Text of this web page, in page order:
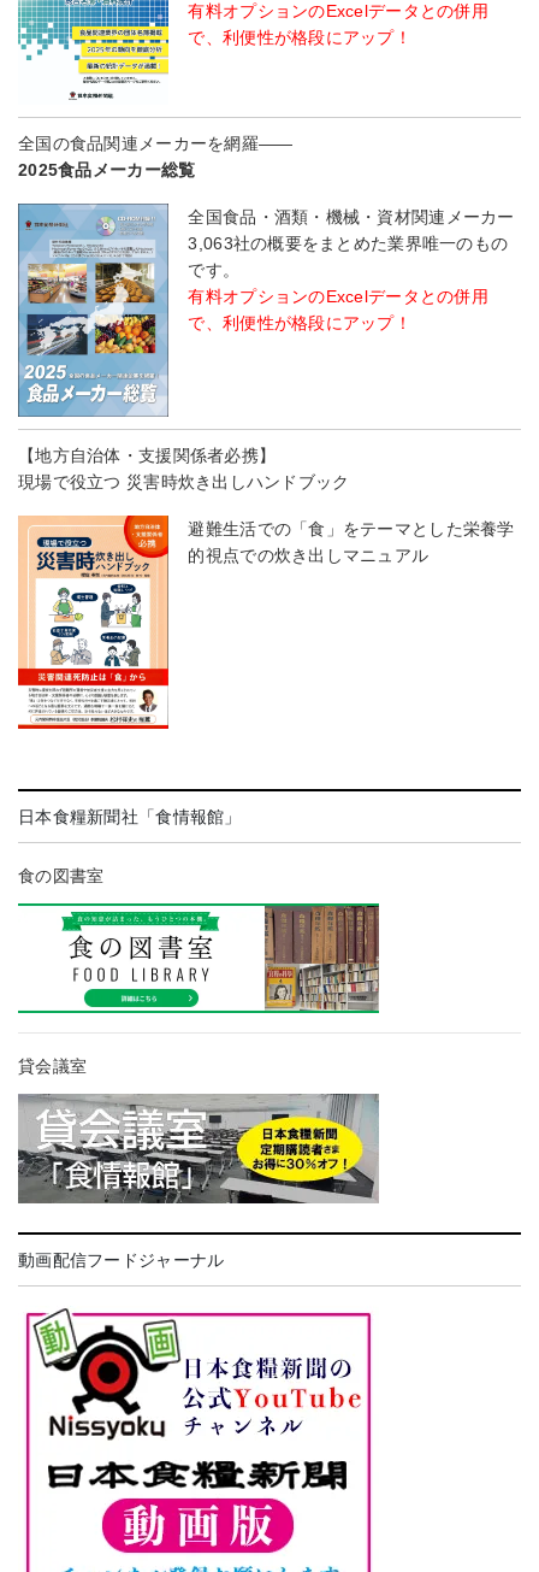
有料オプションのExcelデータとの併用
で、利便性が格段にアップ！
全国の食品関連メーカーを網羅――
2025食品メーカー総覧
全国食品・酒類・機械・資材関連メーカー
3,063社の概要をまとめた業界唯一のもの
です。
有料オプションのExcelデータとの併用
で、利便性が格段にアップ！
【地方自治体・支援関係者必携】
現場で役立つ 災害時炊き出しハンドブック
避難生活での「食」をテーマとした栄養学
的視点での炊き出しマニュアル
日本食糧新聞社「食情報館」
食の図書室
貸会議室
動画配信フードジャーナル